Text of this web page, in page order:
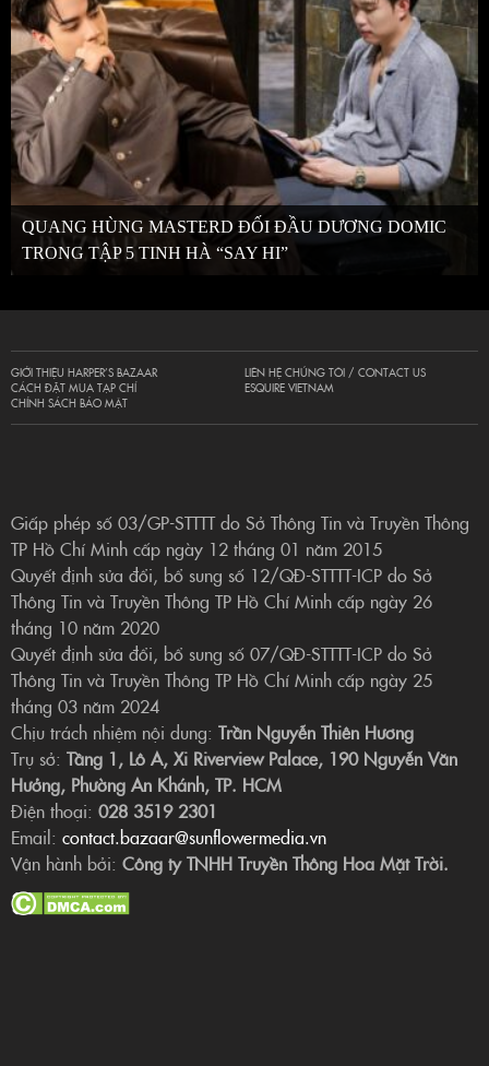
QUANG HÙNG MASTERD ĐỐI ĐẦU DƯƠNG DOMIC
TRONG TẬP 5 TINH HÀ “SAY HI”
GIỚI THIỆU HARPER’S BAZAAR
CÁCH ĐẶT MUA TẠP CHÍ
CHÍNH SÁCH BẢO MẬT
LIÊN HỆ CHÚNG TÔI / CONTACT US
ESQUIRE VIETNAM
Giấp phép số 03/GP-STTTT do Sở Thông Tin và Truyền Thông
TP Hồ Chí Minh cấp ngày 12 tháng 01 năm 2015
Quyết định sửa đổi, bổ sung số 12/QĐ-STTTT-ICP do Sở
Thông Tin và Truyền Thông TP Hồ Chí Minh cấp ngày 26
tháng 10 năm 2020
Quyết định sửa đổi, bổ sung số 07/QĐ-STTTT-ICP do Sở
Thông Tin và Truyền Thông TP Hồ Chí Minh cấp ngày 25
tháng 03 năm 2024
Chịu trách nhiệm nội dung: Trần Nguyễn Thiên Hương
Trụ sở: Tầng 1, Lô A, Xi Riverview Palace, 190 Nguyễn Văn
Hưởng, Phường An Khánh, TP. HCM
Điện thoại: 028 3519 2301
Email: contact.bazaar@sunflowermedia.vn
Vận hành bởi: Công ty TNHH Truyền Thông Hoa Mặt Trời.